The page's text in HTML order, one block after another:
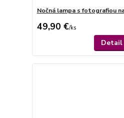
Nočná lampa s fotografiou
49,90 €/ks
Detail